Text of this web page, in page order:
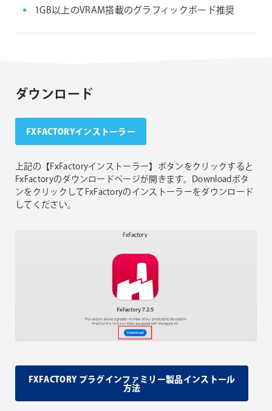
1GB以上のVRAM搭載のグラフィックボード推奨
ダウンロード
FXFACTORYインストーラー
上記の【FxFactoryインストーラー】ボタンをクリックすると
FxFactoryのダウンロードページが開きます。Downloadボタ
ンをクリックしてFxFactoryのインストーラーをダウンロード
してください。
FXFACTORY プラグインファミリー製品インストール
方法